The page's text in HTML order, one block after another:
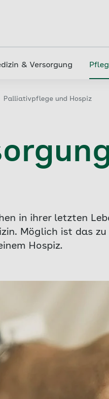
& Versorgung
Palliativpflege und Hospiz
in ihrer letzten
Möglich ist das
Hospiz.